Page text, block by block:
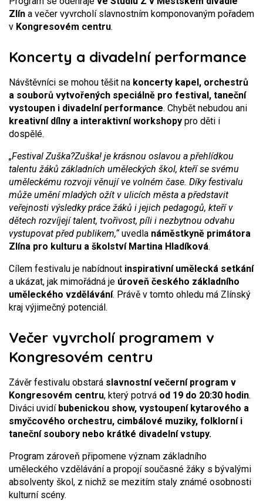
Zlín a večer vyvrcholí slavnostním komponovaným pořadem
v Kongresovém centru.
Koncerty a divadelní performance
Návštěvníci se mohou těšit na koncerty kapel, orchestrů
a souborů vytvořených speciálně pro festival, taneční
vystoupen i divadelní performance. Chybět nebudou ani
kreativní dílny a interaktivní workshopy pro děti i
dospělé.
„Festival Zuška?Zuška! je krásnou oslavou a přehlídkou
talentu žáků základních uměleckých škol, kteří se svému
uměleckému rozvoji věnují ve volném čase. Díky festivalu
může umění mladých ožít v ulicích města a představit
veřejnosti výsledky práce žáků i jejich pedagogů, kteří v
dětech rozvíjejí talent, tvořivost, píli i nezbytnou odvahu
vystupovat před publikem,“uvedla náměstkyně primátora
Zlína pro kulturu a školství Martina Hladíková.
Cílem festivalu je nabídnout inspirativní umělecká setkání
a ukázat, jak mimořádná je úroveň českého základního
uměleckého vzdělávání. Právě v tomto ohledu má Zlínský
kraj výjimečný potenciál.
Večer vyvrcholí programem v
Kongresovém centru
Závěr festivalu obstará slavnostní večerní program v
Kongresovém centru, který potrvá od 19 do 20:30 hodin.
Diváci uvidí bubenickou show, vystoupení kytarového a
smyčcového orchestru, cimbálové muziky, folklorní i
taneční soubory nebo krátké divadelní vstupy.
Program zároveň připomene význam základního
uměleckého vzdělávání a propojí současné žáky s bývalými
absolventy škol, z nichž se mezitím staly známé osobnosti
kulturní scény.